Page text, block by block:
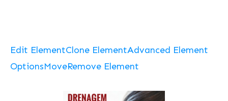
Edit ElementClone ElementAdvanced Element
OptionsMoveRemove Element